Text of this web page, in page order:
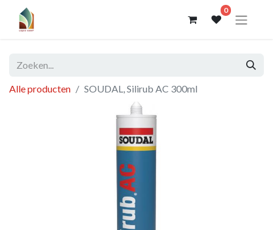
0
Alle producten SOUDAL, Silirub AC 300ml